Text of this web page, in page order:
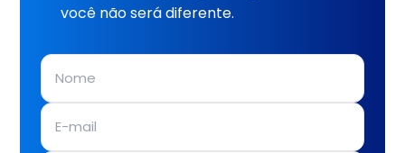
você não será diferente.